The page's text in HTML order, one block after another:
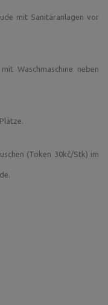
und
Horách
mit Sanitäranlagen vor
Waschmaschine neben
(Token 30kč/Stk) im